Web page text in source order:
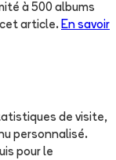
à 500 albums
cet article. En savoir
de visite,
personnalisé.
pour le